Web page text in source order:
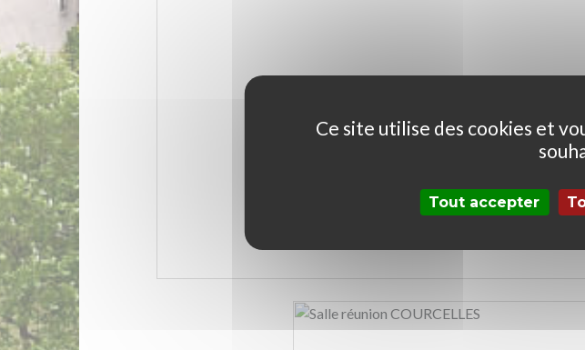
Ce site utilise des cookies et
Tout accepter